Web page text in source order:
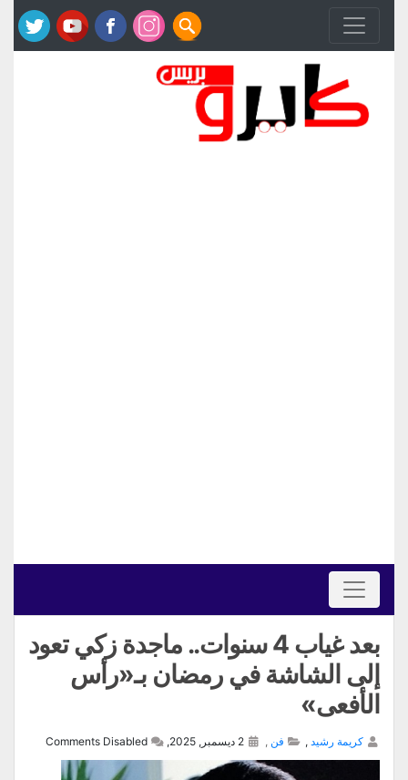
بعد غياب 4 سنوات.. ماجدة زكي تعود
إلى الشاشة في رمضان بـ«رأس
الأفعى»
كريمة رشيد , فن Comments Disabled